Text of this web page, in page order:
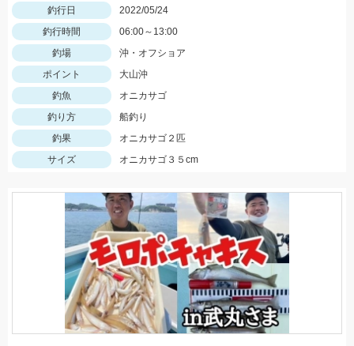
釣行日
2022/05/24
釣行時間
06:00～13:00
釣場
沖・オフショア
ポイント
大山沖
釣魚
オニカサゴ
釣り方
船釣り
釣果
オニカサゴ２匹
サイズ
オニカサゴ３５cm